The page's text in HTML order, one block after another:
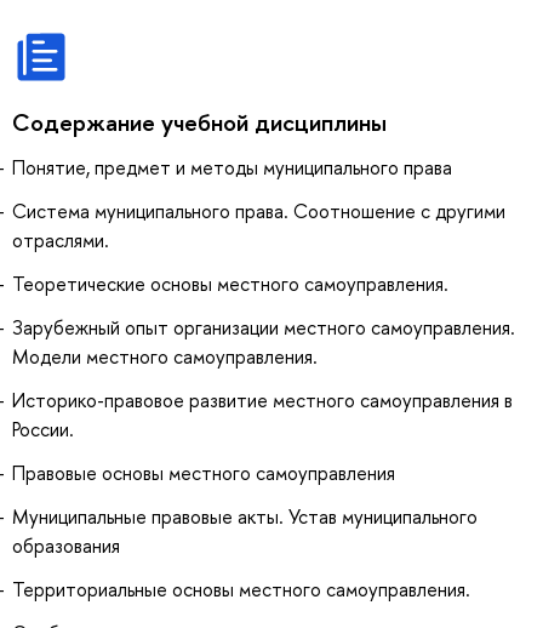
Содержание учебной дисциплины
Понятие, предмет и методы муниципального права
Система муниципального права. Соотношение с другими
отраслями.
Теоретические основы местного самоуправления.
Зарубежный опыт организации местного самоуправления.
Модели местного самоуправления.
Историко-правовое развитие местного самоуправления в
России.
Правовые основы местного самоуправления
Муниципальные правовые акты. Устав муниципального
образования
Территориальные основы местного самоуправления.